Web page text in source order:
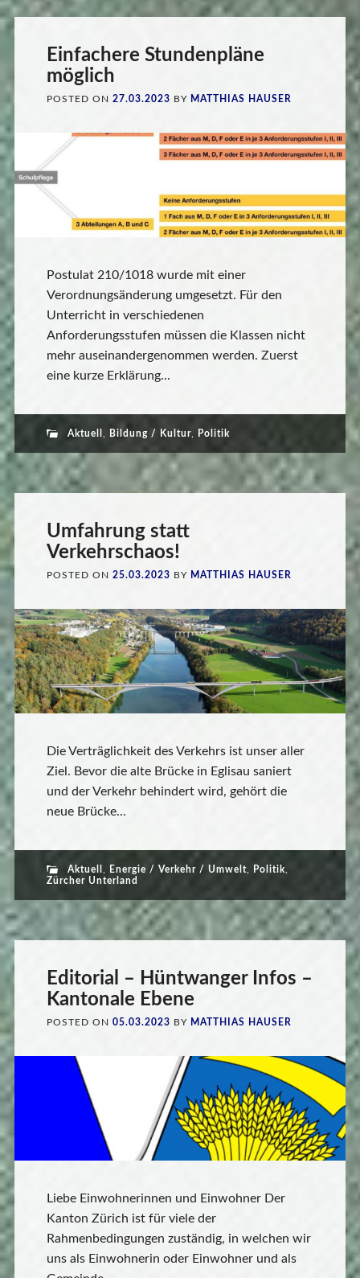
Einfachere Stundenpläne
möglich
POSTED ON 27.03.2023 BY MATTHIAS HAUSER
Postulat 210/1018 wurde mit einer
Verordnungsänderung umgesetzt. Für den
Unterricht in verschiedenen
Anforderungsstufen müssen die Klassen nicht
mehr auseinandergenommen werden. Zuerst
eine kurze Erklärung...
Aktuell , Bildung / Kultur, Politik
Umfahrung statt
Verkehrschaos!
POSTED ON 25.03.2023 BY MATTHIAS HAUSER
Die Verträglichkeit des Verkehrs ist unser aller
Ziel. Bevor die alte Brücke in Eglisau saniert
und der Verkehr behindert wird, gehört die
neue Brücke...
Aktuell , Energie / Verkehr / Umwelt, Politik,
Zürcher Unterland
Editorial – Hüntwanger Infos –
Kantonale Ebene
POSTED ON 05.03.2023 BY MATTHIAS HAUSER
Liebe Einwohnerinnen und Einwohner Der
Kanton Zürich ist für viele der
Rahmenbedingungen zuständig, in welchen wir
uns als Einwohnerin oder Einwohner und als